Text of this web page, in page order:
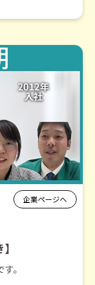
企業ページへ
。